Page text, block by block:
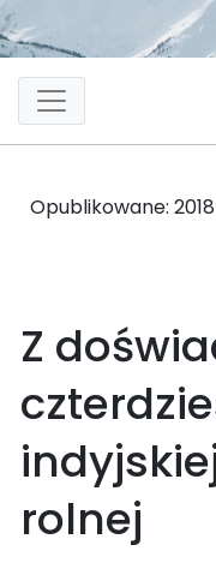
Opublikowane:
Z
rolnej